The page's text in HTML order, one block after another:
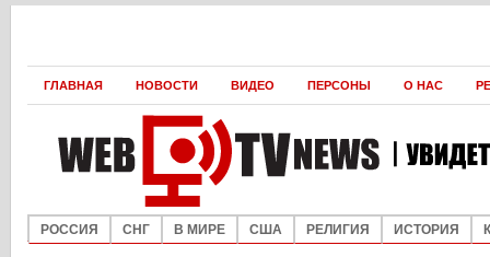
ГЛАВНАЯ НОВОСТИ ВИДЕО ПЕРСОНЫ О НАС
РОССИЯ СНГ В МИРЕ США РЕЛИГИЯ ИСТОРИЯ